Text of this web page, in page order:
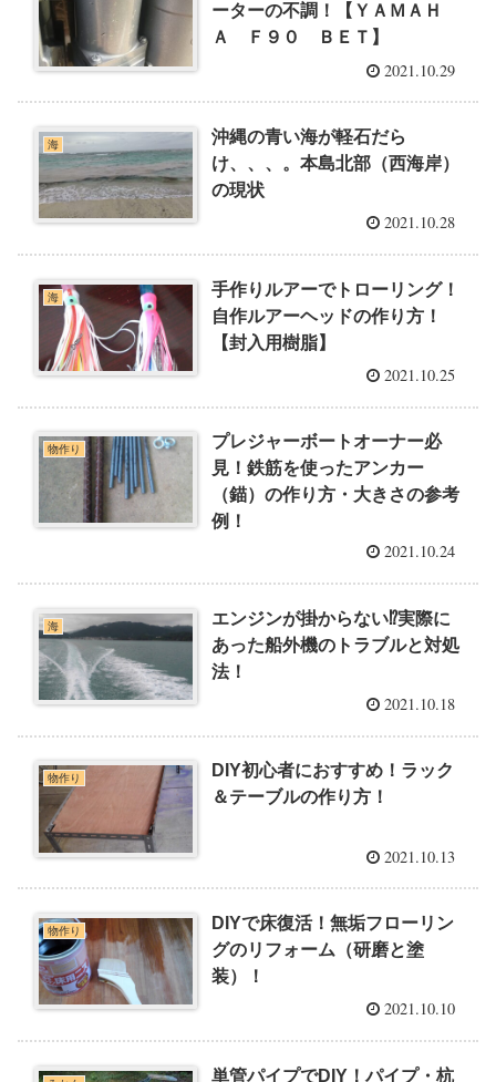
ーターの不調！【ＹＡＭＡＨ
Ａ Ｆ９０ ＢＥＴ】
2021.10.29
海
沖縄の青い海が軽石だら
け、、、。本島北部（西海岸）
の現状
2021.10.28
海
手作りルアーでトローリング！
自作ルアーヘッドの作り方！
【封入用樹脂】
2021.10.25
物作り
プレジャーボートオーナー必
見！鉄筋を使ったアンカー
（錨）の作り方・大きさの参考
例！
2021.10.24
海
エンジンが掛からない⁉実際に
あった船外機のトラブルと対処
法！
2021.10.18
物作り
DIY初心者におすすめ！ラック
＆テーブルの作り方！
2021.10.13
物作り
DIYで床復活！無垢フローリン
グのリフォーム（研磨と塗
装）！
2021.10.10
単管パイプでDIY！パイプ・杭